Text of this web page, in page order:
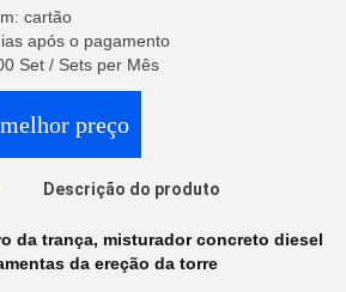
cartão
após o pagamento
Set / Sets per Mês
preço
Descrição do produto
da trança, misturador concreto diesel
da ereção da torre